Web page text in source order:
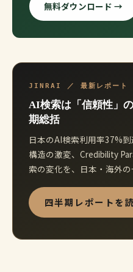
無料ダウンロード →
JINRAI ／ 最新レポート
AI検索は「信頼性」
期総括
日本のAI検索利用率37%
構造の激変、Credibility
索の変化を、日本・海外
四半期レポートを